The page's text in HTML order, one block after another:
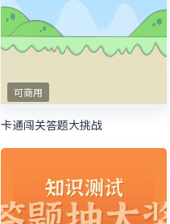
可商用
卡通闯关答题大挑战